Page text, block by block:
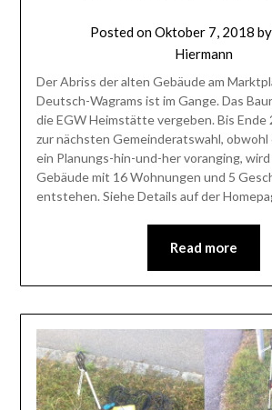
Posted onOktober 7, 2018 by
Hiermann
Der Abriss der alten Gebäude am
Deutsch-Wagrams ist im Gange. Das
die EGW Heimstätte vergeben. Bis Ende
zur nächsten Gemeinderatswahl, obwohl
ein Planungs-hin-und-her voranging,
Gebäude mit 16 Wohnungen und 5
entstehen. Siehe Details auf der
Read more